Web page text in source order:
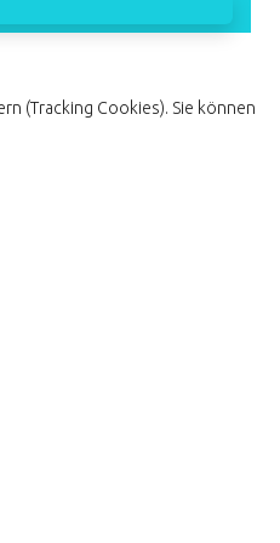
(Tracking Cookies). Sie können